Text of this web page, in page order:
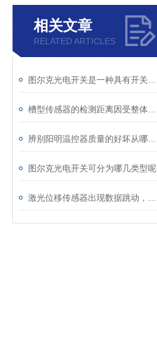
相关文章
RELATED ARTICLES
图尔克光电开关可分为哪几类型呢